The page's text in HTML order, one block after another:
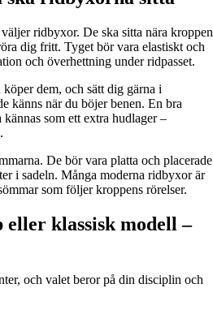
ridbyxor. De ska sitta nära kroppen
dig fritt. Tyget bör vara elastiskt och
och överhettning under ridpasset.
dem, och sätt dig gärna i
känns när du böjer benen. En bra
som ett extra hudlager –
De bör vara platta och placerade
i sadeln. Många moderna ridbyxor är
som följer kroppens rörelser.
klassisk modell –
och valet beror på din disciplin och